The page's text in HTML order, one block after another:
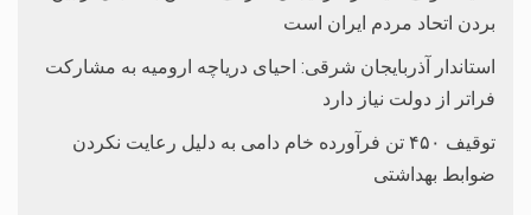
بردن اتحاد مردم ایران است
استاندار آذربایجان شرقی: احیای دریاچه ارومیه به مشارکت
فراتر از دولت نیاز دارد
توقیف ۴۵۰ تن فرآورده خام دامی به دلیل رعایت نکردن
ضوابط بهداشتی